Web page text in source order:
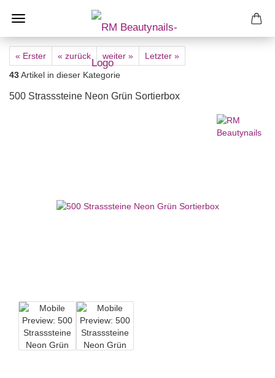
« Erster « zurück weiter »
Letzter »
43Artikel in dieser Kategorie
500 Strasssteine Neon Grün Sortierbox